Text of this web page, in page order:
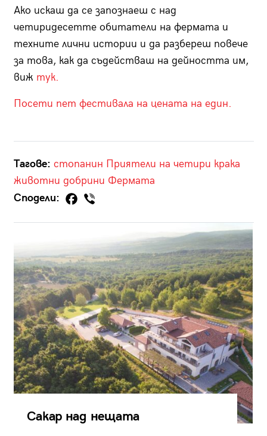
Ако искаш да се запознаеш с над
четиридесетте обитатели на фермата и
техните лични истории и да разбереш повече
за това, как да съдействаш на дейността им,
виж тук.
Посети пет фестивала на цената на един.
Тагове: стопанин Приятели на четири крака
животни добрини Фермата
Сподели:
Сакар над нещата